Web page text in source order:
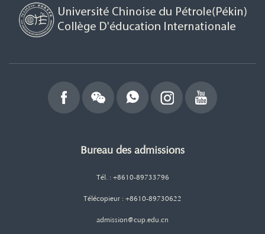
Bureau des admissions
Tél. : +8610-89733796
Télécopieur : +8610-89730622
admission@cup.edu.cn